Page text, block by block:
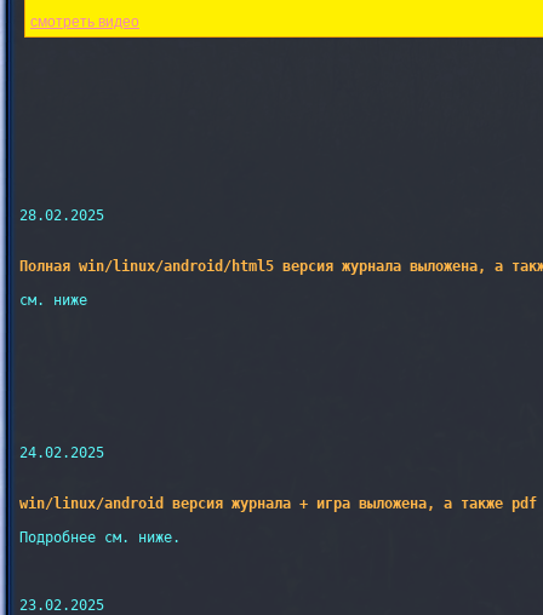
смотреть видео
28.02.2025
Полная win/linux/android/html5 версия журнала выложена, а
см. ниже
24.02.2025
win/linux/android версия журнала + игра выложена, а также pdf
Подробнее см. ниже.
23.02.2025